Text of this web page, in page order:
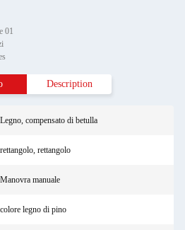
01
Description
Legno, compensato di betulla
rettangolo, rettangolo
Manovra manuale
colore legno di pino